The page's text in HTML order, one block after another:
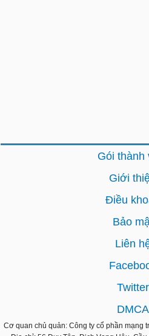
Gói thành
Giới
Điều
Bảo
Liên
Twitter
DMCA
Cơ quan chủ quản: Công ty cổ phần mạng